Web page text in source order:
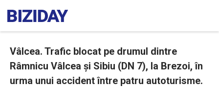
Vâlcea. Trafic blocat pe drumul dintre
Râmnicu Vâlcea și Sibiu (DN 7), la Brezoi, în
urma unui accident între patru autoturisme.